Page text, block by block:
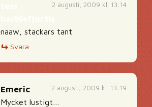
2 augusti, 2009 kl. 13:14
naaw, stackars tant
Svara
2 augusti, 2009 kl. 13:19
Emeric
Mycket lustigt…